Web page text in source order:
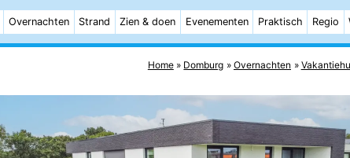
Overnachten Strand Zien & doen Evenementen Praktisch Regio
Home Domburg Overnachten